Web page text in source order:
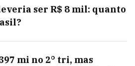
ser R$ 8 mil: quanto
mi no 2° tri, mas